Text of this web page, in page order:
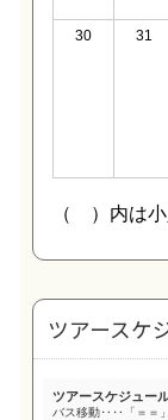
ツアースケ
ツアースケジュー
バス移動‥‥「＝＝」